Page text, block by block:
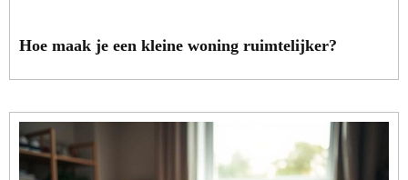
Hoe maak je een kleine woning ruimtelijker?